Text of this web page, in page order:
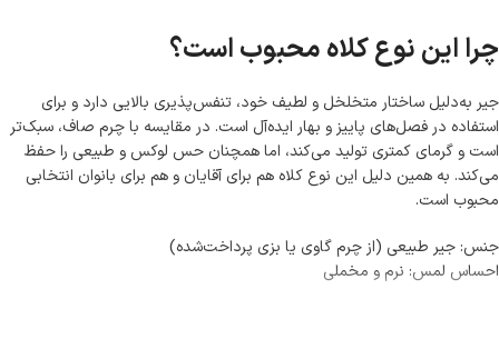
چرا این نوع کلاه محبوب است؟
جیر به‌دلیل ساختار متخلخل و لطیف خود، تنفس‌پذیری بالایی دارد و برای
استفاده در فصل‌های پاییز و بهار ایده‌آل است. در مقایسه با چرم صاف، سبک‌تر
است و گرمای کمتری تولید می‌کند، اما همچنان حس لوکس و طبیعی را حفظ
می‌کند. به همین دلیل این نوع کلاه هم برای آقایان و هم برای بانوان انتخابی
محبوب است.
جنس: جیر طبیعی (از چرم گاوی یا بزی پرداخت‌شده)
احساس لمس: نرم و مخملی